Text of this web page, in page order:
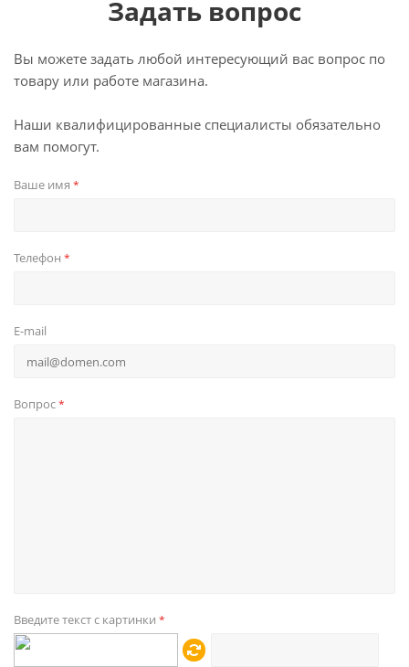
Задать вопрос
Вы можете задать любой интересующий вас вопрос по
товару или работе магазина.
Наши квалифицированные специалисты обязательно
вам помогут.
Ваше имя *
Телефон *
E-mail
Вопрос*
Введите текст с картинки *